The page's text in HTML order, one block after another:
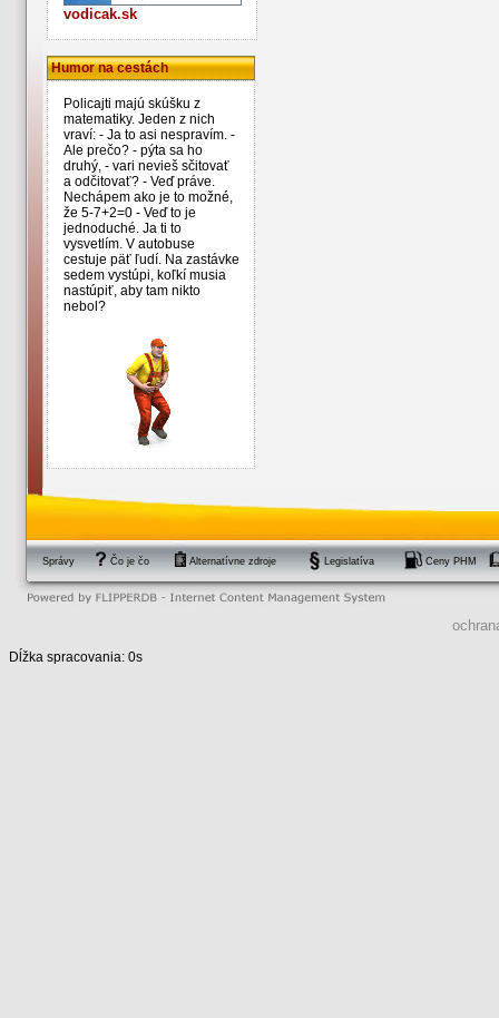
vodicak.sk
Humor na cestách
Policajti majú skúšku z
matematiky. Jeden z nich
vraví: - Ja to asi nespravím. -
Ale prečo? - pýta sa ho
druhý, - vari nevieš sčitovať
a odčitovať? - Veď práve.
Nechápem ako je to možné,
že 5-7+2=0 - Veď to je
jednoduché. Ja ti to
vysvetlím. V autobuse
cestuje päť ľudí. Na zastávke
sedem vystúpi, koľkí musia
nastúpiť, aby tam nikto
nebol?
Správy Čo je čo Alternatívne zdroje Legislatíva Ceny PHM
Dĺžka spracovania: 0s